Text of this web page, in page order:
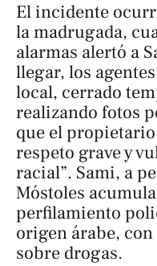
El incidente
la madrugada,
alarmas alertó a
llegar, los
local, cerrado
realizando fotos
que el
respeto grave y
racial”. Sami, a
Móstoles
perfilamiento
origen árabe,
sobre drogas.